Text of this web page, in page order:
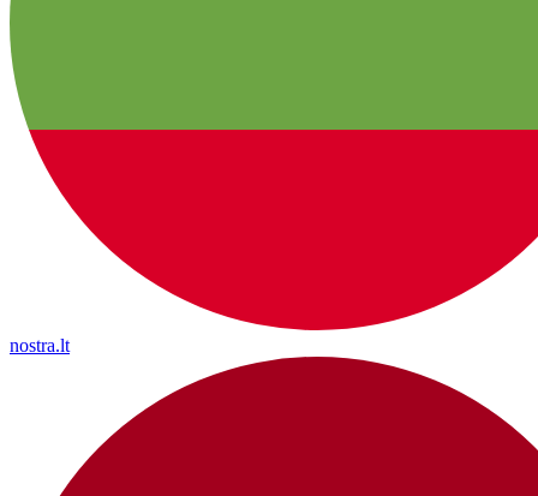
nostra.lt